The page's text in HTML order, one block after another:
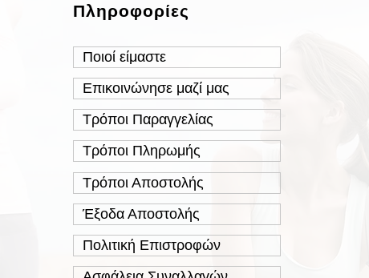
Πληροφορίες
Ποιοί είμαστε
Επικοινώνησε μαζί μας
Τρόποι Παραγγελίας
Τρόποι Πληρωμής
Τρόποι Αποστολής
Έξοδα Αποστολής
Πολιτική Επιστροφών